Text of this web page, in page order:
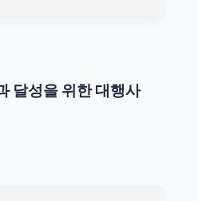
달성을 위한 대행사